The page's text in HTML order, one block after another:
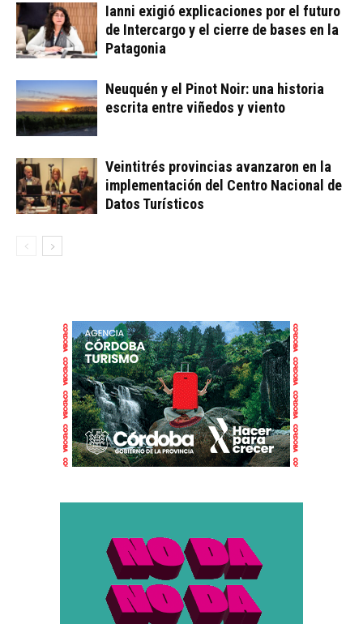
Ianni exigió explicaciones por el futuro
de Intercargo y el cierre de bases en la
Patagonia
Neuquén y el Pinot Noir: una historia
escrita entre viñedos y viento
Veintitrés provincias avanzaron en la
implementación del Centro Nacional de
Datos Turísticos